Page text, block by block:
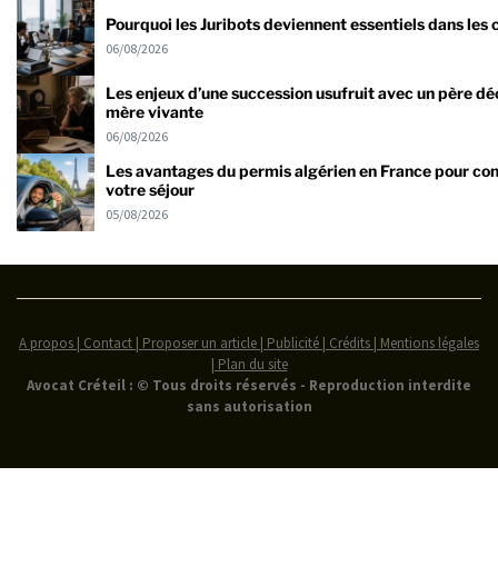
Pourquoi les Juribots deviennent essentiels dans les
06/08/2026
Les enjeux d’une succession usufruit avec un père
mère vivante
06/08/2026
Les avantages du permis algérien en France pour
votre séjour
05/08/2026
A propos | Contact | Proposer un article | Publicité | Crédits | Mentions légales
| Plan du site
Avocat Créteil : © Tous droits réservés - Reproduction interdite
sans autorisation